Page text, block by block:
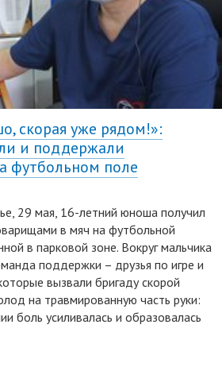
скорая уже рядом!»:
и поддержали
футбольном поле
29 мая, 16-летний юноша получил
в мяч на футбольной
в парковой зоне. Вокруг мальчика
поддержки – друзья по игре и
вызвали бригаду скорой
на травмированную часть руки:
боль усиливалась и образовалась